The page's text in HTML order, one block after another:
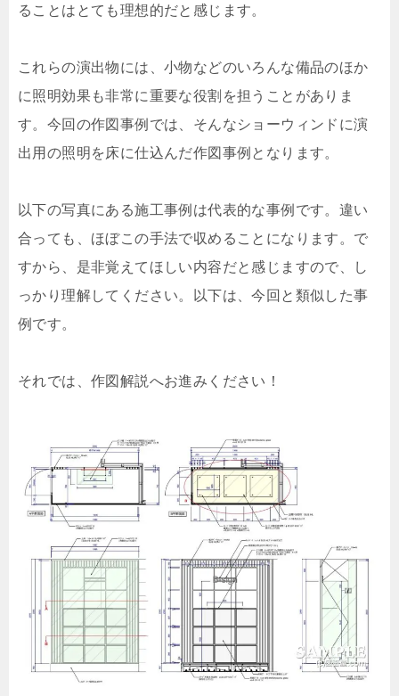
ることはとても理想的だと感じます。
これらの演出物には、小物などのいろんな備品のほか
に照明効果も非常に重要な役割を担うことがありま
す。今回の作図事例では、そんなショーウィンドに演
出用の照明を床に仕込んだ作図事例となります。
以下の写真にある施工事例は代表的な事例です。違い
合っても、ほぼこの手法で収めることになります。で
すから、是非覚えてほしい内容だと感じますので、し
っかり理解してください。以下は、今回と類似した事
例です。
それでは、作図解説へお進みください！